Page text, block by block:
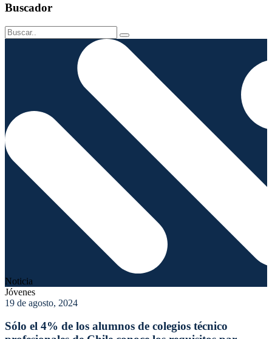
Buscador
Noticia
Jóvenes
19 de agosto, 2024
Sólo el 4% de los alumnos de colegios técnico